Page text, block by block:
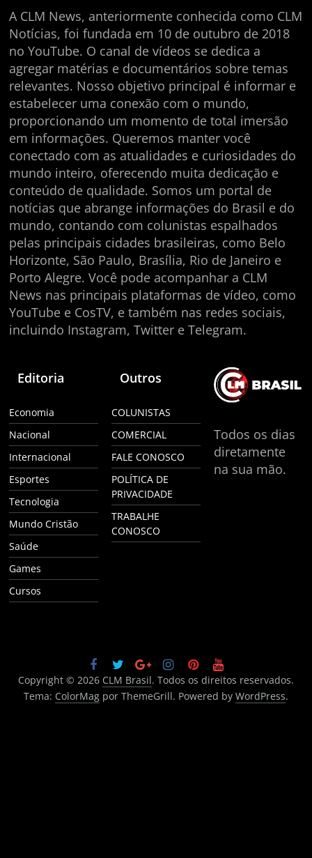
A CLM News, anteriormente conhecida como CLM
Notícias, foi fundada em 10 de outubro de 2018
no YouTube. O canal de vídeos se dedica a
agregar matérias e documentários sobre temas
relevantes. Nosso objetivo principal é informar e
estabelecer uma conexão com o mundo,
proporcionando um momento de total imersão
em informações. Queremos manter você
conectado com as atualidades e curiosidades do
mundo inteiro, oferecendo muita dedicação e
conteúdo de qualidade. Somos um portal de
notícias que abrange informações do Brasil e do
mundo, contando com colunistas espalhados
pelas principais cidades brasileiras, como Belo
Horizonte, São Paulo, Brasília, Rio de Janeiro e
Porto Alegre. Você pode acompanhar a CLM
News nas principais plataformas de vídeo, como
YouTube e CosTV, e também nas redes sociais,
incluindo Instagram, Twitter e Telegram.
Editoria
Economia
Nacional
Internacional
Esportes
Tecnologia
Mundo Cristão
Saúde
Games
Cursos
Outros
COLUNISTAS
COMERCIAL
FALE CONOSCO
POLÍTICA DE
PRIVACIDADE
TRABALHE
CONOSCO
Todos os dias
diretamente
na sua mão.
Copyright © 2026 CLM Brasil. Todos os direitos reservados.
Tema: ColorMagpor ThemeGrill. Powered by WordPress.